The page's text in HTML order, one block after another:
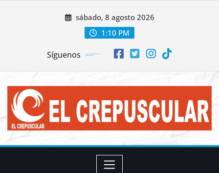
sábado, 8 agosto 2026
1:10 PM
Síguenos